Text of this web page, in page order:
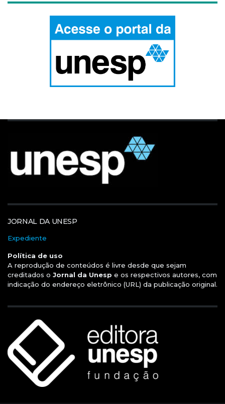
JORNAL DA UNESP
Expediente
Política de uso
A reprodução de conteúdos é livre desde que sejam
creditados o Jornal da Unesp e os respectivos autores, com
indicação do endereço eletrônico (URL) da publicação original.